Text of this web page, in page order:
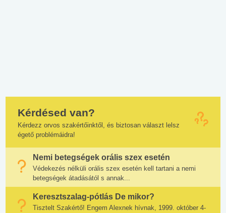
Kérdésed van?
Kérdezz orvos szakértőinktől, és biztosan választ lelsz
égető problémáidra!
Nemi betegségek orális szex esetén
Védekezés nélküli orális szex esetén kell tartani a nemi
betegségek átadásától s annak...
Keresztszalag-pótlás De mikor?
Tisztelt Szakértő! Engem Alexnek hívnak, 1999. október 4-